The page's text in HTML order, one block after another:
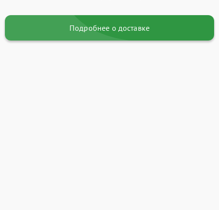
Подробнее о доставке